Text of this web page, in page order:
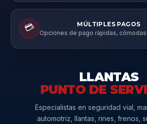
💳
MÚLTIPLES PAGOS
Opciones de pago rápidas,
LLANTAS
PUNTO DE
Especialistas en seguridad vial,
automotriz, llantas, rines, frenos,